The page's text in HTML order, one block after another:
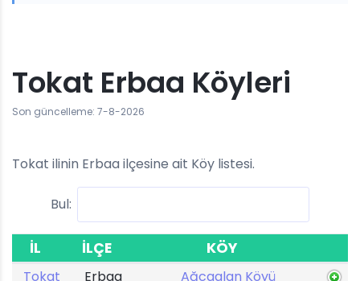
Tokat Erbaa Köyleri
Son güncelleme: 7-8-2026
Tokat ilinin Erbaa ilçesine ait Köy listesi.
Bul:
İL İLÇE KÖY
Tokat Erbaa
Ağcaalan Köyü